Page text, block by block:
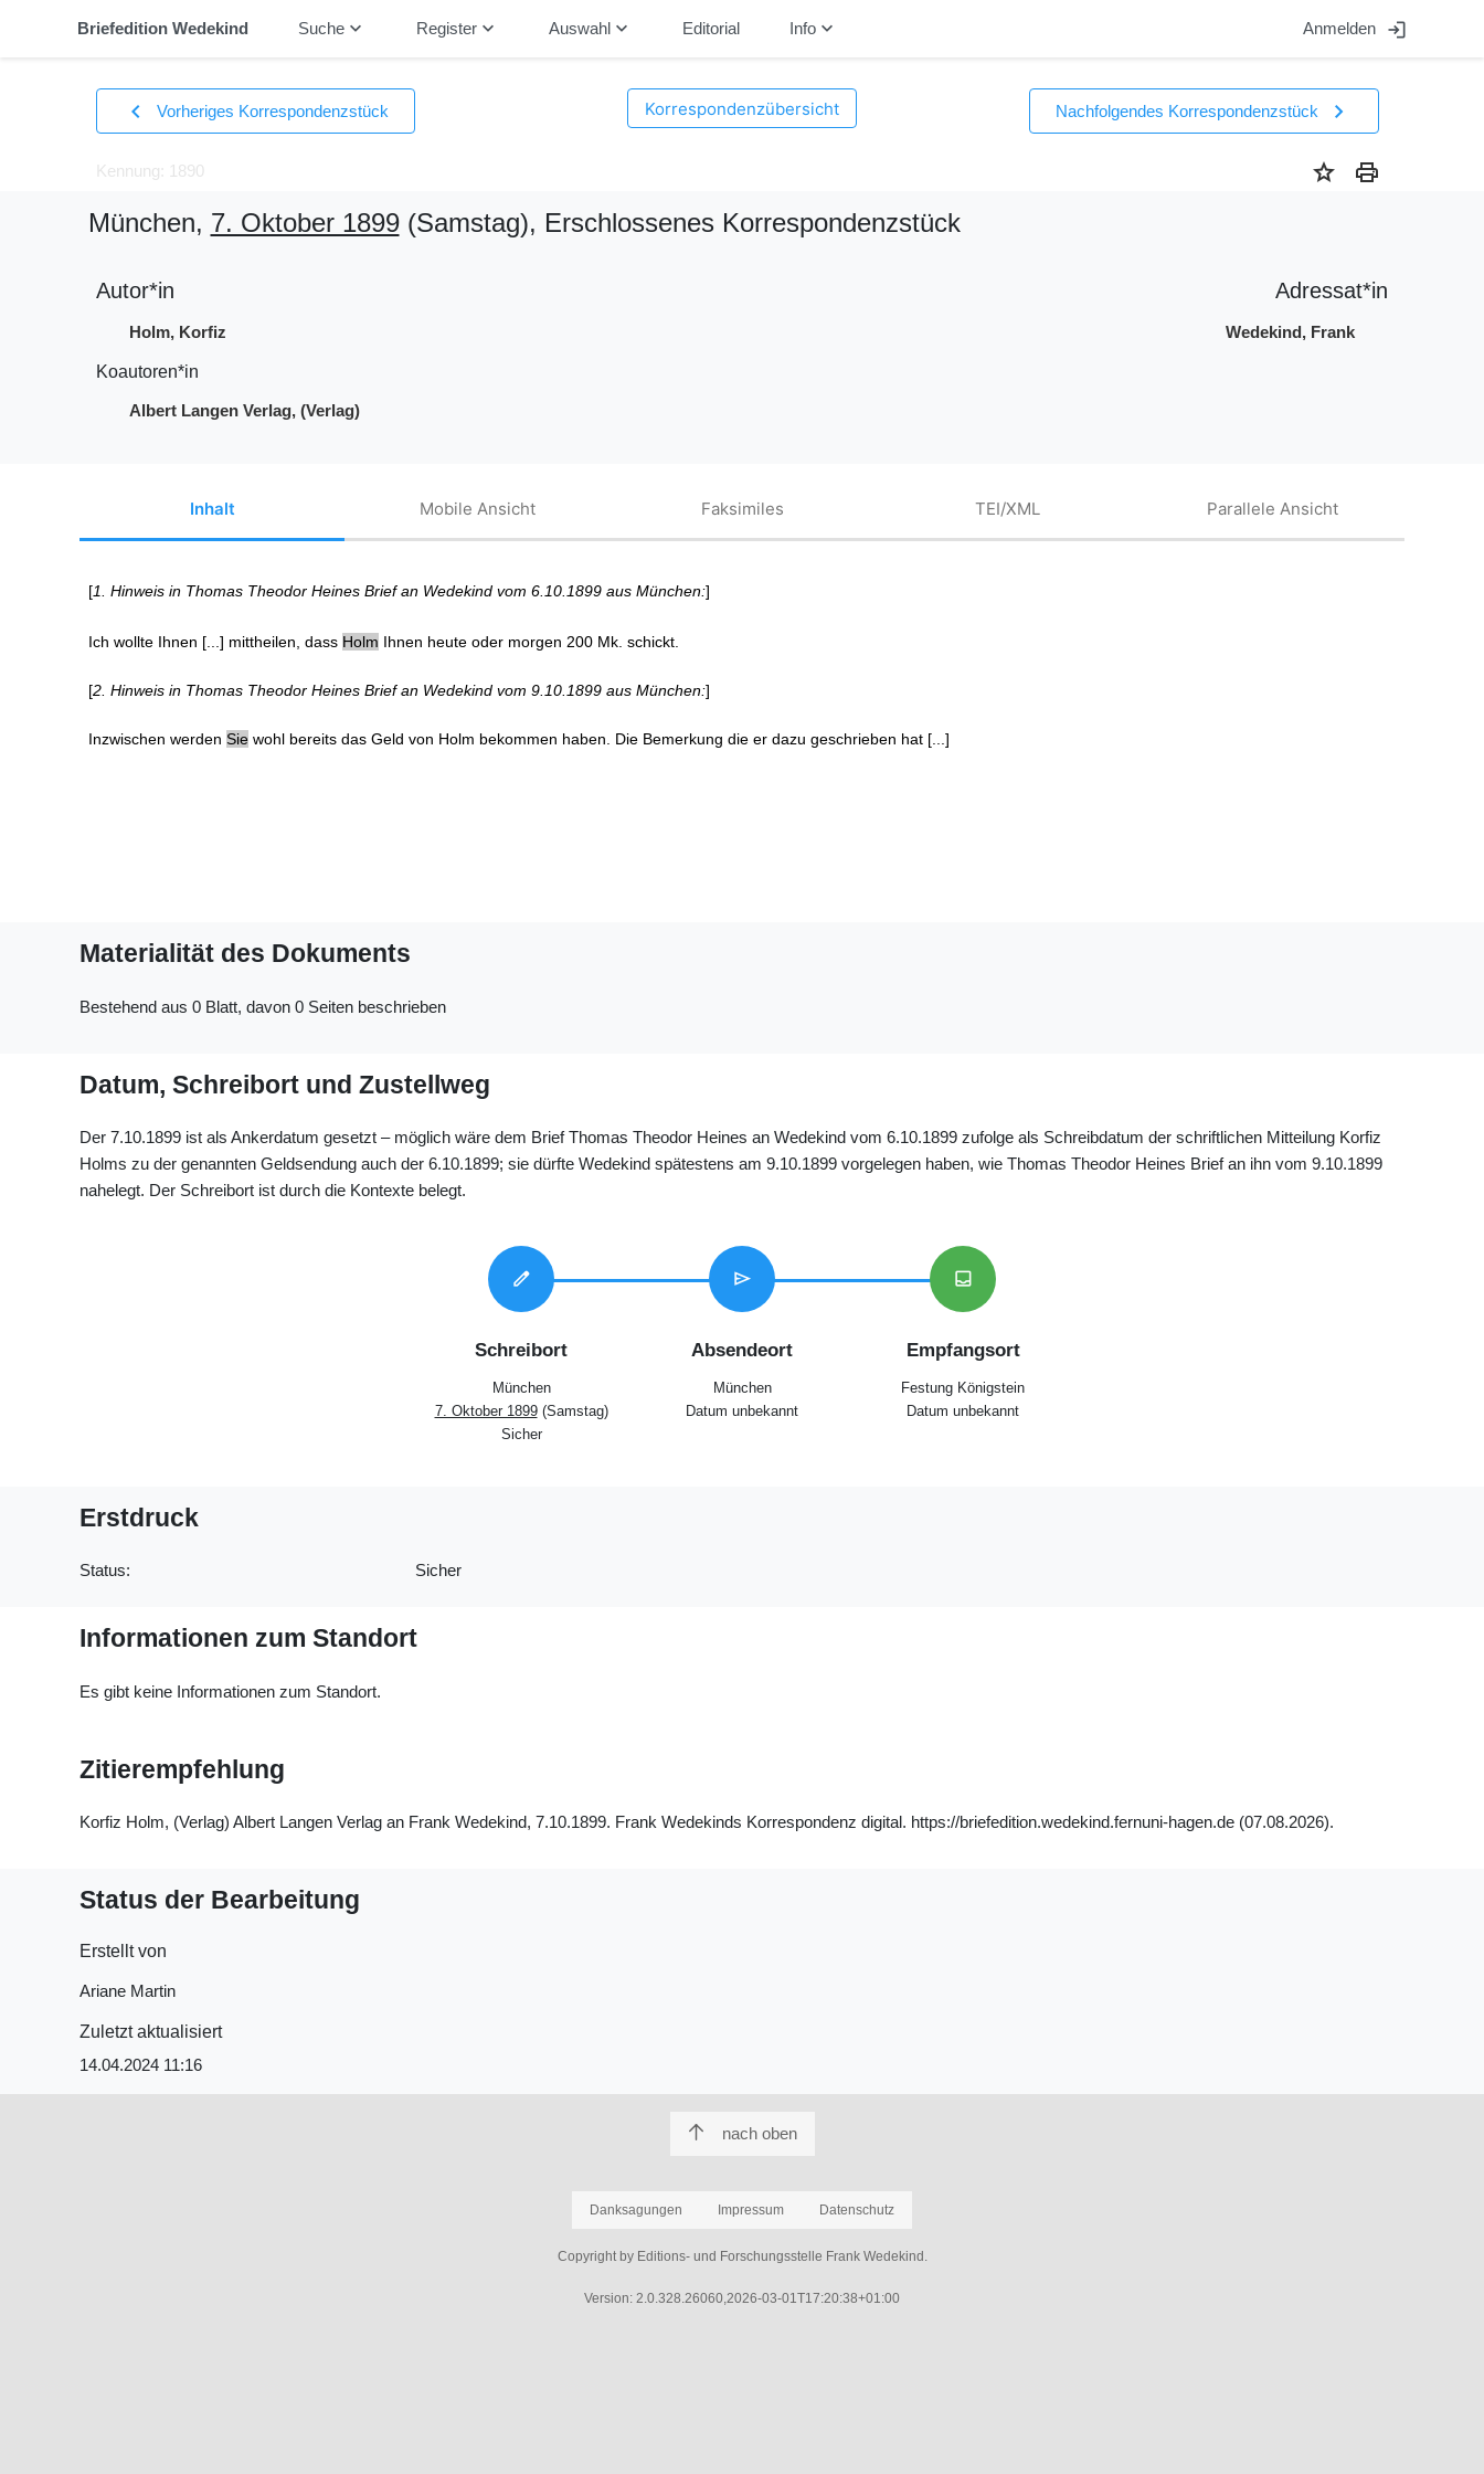
Briefedition Wedekind Suchekeyboard_arrow_down Registerkeyboard_arrow_down Auswahlkeyboard_arrow_down Editorial Infokeyboard_arrow_down Anmelden login
chevron_left Vorheriges Korrespondenzstück Korrespondenzübersicht Nachfolgendes Korrespondenzstück chevron_right
Kennung: 1890 star print
München, 7. Oktober 1899(Samstag), Erschlossenes Korrespondenzstück
Autor*in
Holm, Korfiz
Koautoren*in
Albert Langen Verlag, (Verlag)
Adressat*in
Wedekind, Frank
Inhalt Mobile Ansicht Faksimiles TEI/XML Parallele Ansicht
[1. Hinweis in Thomas Theodor Heines Brief an Wedekind vom 6.10.1899 aus München:]
Ich wollte Ihnen [...] mittheilen, dass Holm Ihnen heute oder morgen 200 Mk. schickt.
[2. Hinweis in Thomas Theodor Heines Brief an Wedekind vom 9.10.1899 aus München:]
Inzwischen werden Siewohl bereits das Geld von Holm bekommen haben. Die Bemerkung die er dazu geschrieben hat [...]
Materialität des Dokuments
Bestehend aus 0 Blatt, davon 0 Seiten beschrieben
Datum, Schreibort und Zustellweg
Der 7.10.1899 ist als Ankerdatum gesetzt – möglich wäre dem Brief Thomas Theodor Heines an Wedekind vom 6.10.1899 zufolge als Schreibdatum der schriftlichen Mitteilung Korfiz
Holms zu der genannten Geldsendung auch der 6.10.1899; sie dürfte Wedekind spätestens am 9.10.1899 vorgelegen haben, wie Thomas Theodor Heines Brief an ihn vom 9.10.1899
nahelegt. Der Schreibort ist durch die Kontexte belegt.
edit
Schreibort
München
7. Oktober 1899(Samstag)
Sicher
send
Absendeort
München
Datum unbekannt
inbox
Empfangsort
Festung Königstein
Datum unbekannt
Erstdruck
Status: Sicher
Informationen zum Standort
Es gibt keine Informationen zum Standort.
Zitierempfehlung
Korfiz Holm, (Verlag) Albert Langen Verlag an Frank Wedekind, 7.10.1899. Frank Wedekinds Korrespondenz digital. https://briefedition.wedekind.fernuni-hagen.de (07.08.2026).
Status der Bearbeitung
Erstellt von
Ariane Martin
Zuletzt aktualisiert
14.04.2024 11:16
nach oben
Danksagungen Impressum Datenschutz
Copyright by Editions- und Forschungsstelle Frank Wedekind.
Version: 2.0.328.26060,2026-03-01T17:20:38+01:00